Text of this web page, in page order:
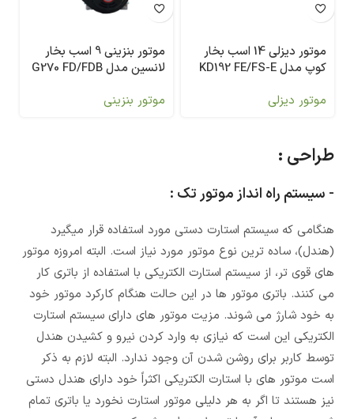
موتور دیزلی 14 اسب بخار
کوپ مدل KD192 FE/FS-E
موتور دیزلی
موتور بنزینی 9 اسب بخار
لانسین مدل G270 FD/FDB
موتور بنزینی
طراحی :
- سیستم راه انداز موتور تک :
هنگامی که سیستم استارت دستی مورد استفاده قرار میگیرد
(هندل)، ساده ترین نوع موتور مورد نیاز است. البته امروزه موتور
های قوی تر، از سیستم استارت الکتریکی با استفاده از باتری کار
می کنند. باتری موتور ها در این حالت هنگام کارکرد موتور خود
به خود شارژ می شوند. مزیت موتور های دارای سیستم استارت
الکتریکی این است که نیازی به وارد کردن نیرو و کشیدن هندل
توسط کاربر برای روشن شدن آن وجود ندارد. البته لازم به ذکر
است موتور های با استارت الکتریکی اکثراً خود دارای هندل دستی
نیز هستند تا اگر به هر دلیلی موتور استارت نخورد یا باتری تمام